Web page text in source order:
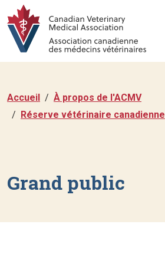
Accueil
À propos de l'ACMV
Réserve vétérinaire canadienne
Grand public